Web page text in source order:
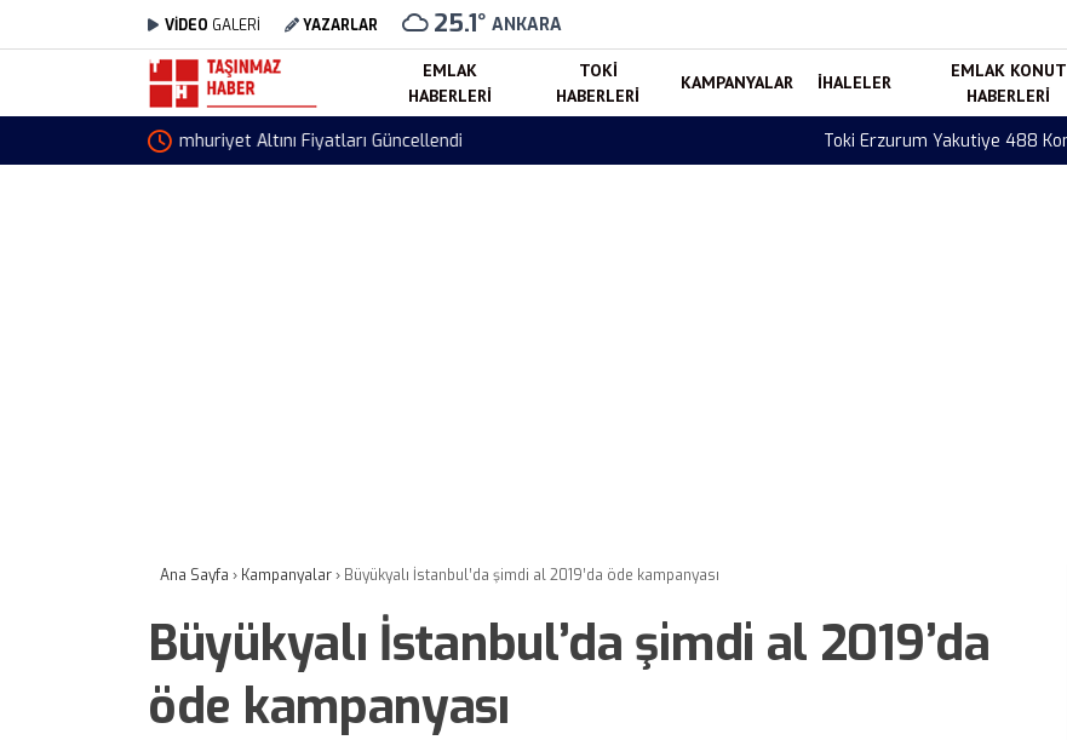
VİDEO GALERİ YAZARLAR 25.1° ANKARA
EMLAK
HABERLERI
TOKI
HABERLERI
KAMPANYALAR İHALELER
EMLAK KONUT
HABERLERI
Toki Erzurum Yakutiye 488 Konut Teslimleri Devam Ediyor! İşte Blok Blok Teslim Takvimi
Ana Sayfa › Kampanyalar› Büyükyalı İstanbul’da şimdi al 2019’da öde kampanyası
Büyükyalı İstanbul’da şimdi al 2019’da
öde kampanyası